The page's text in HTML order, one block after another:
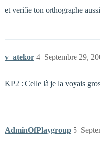
et verifie ton orthographe aussi
v_atekor Septembre 29,
4
KP2 : Celle là je la voyais
AdminOfPlaygroup 5